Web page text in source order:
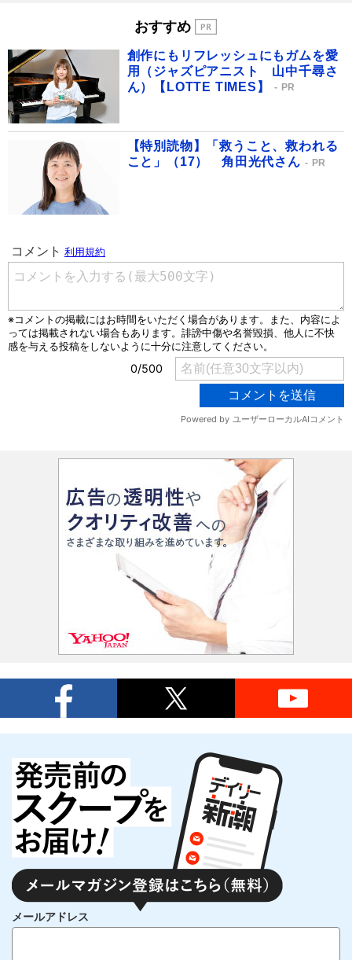
おすすめ
創作にもリフレッシュにもガムを愛
用（ジャズピアニスト 山中千尋さ
ん）【LOTTE TIMES】
PR
【特別読物】「救うこと、救われる
こと」（17） 角田光代さん
PR
メールアドレス